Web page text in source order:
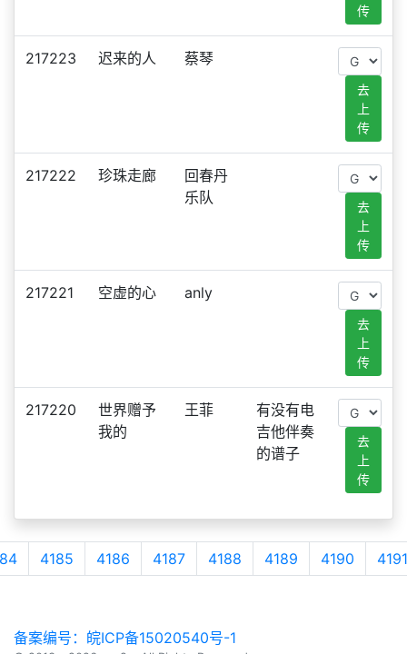
传
217223 迟来的人 蔡琴
去
上
传
217222 珍珠走廊
回春丹
乐队
去
上
传
217221 空虚的心 anly
去
上
传
217220
世界赠予
我的
王菲
有没有电
吉他伴奏
的谱子
去
上
传
4185 4186 4187 4188 4189 4190 4191
备案编号：皖ICP备15020540号-1